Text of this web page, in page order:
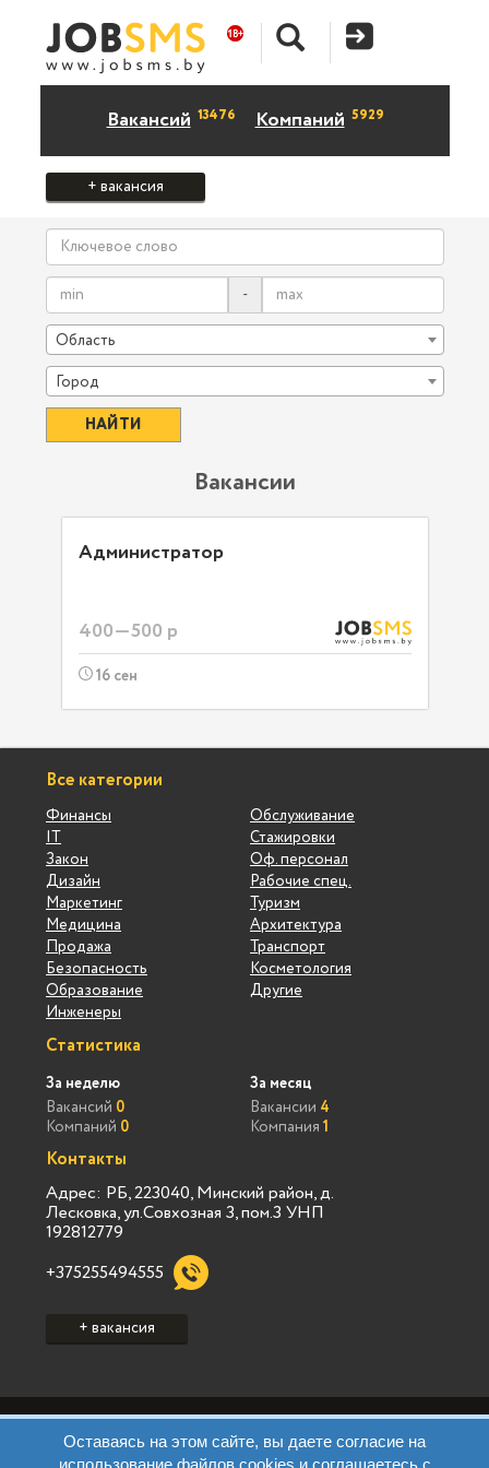
Оставаясь на этом сайте, вы даете согласие на
использование файлов cookies и соглашаетесь с
Вакансий 13476 Компаний 5929
+ вакансия
-
Область
Город
Вакансии
Администратор
400—500 р
16 сен
Все категории
Финансы
IT
Закон
Дизайн
Маркетинг
Медицина
Продажа
Безопасность
Образование
Инженеры
Обслуживание
Стажировки
Оф. персонал
Рабочие спец.
Туризм
Архитектура
Транспорт
Косметология
Другие
Статистика
За неделю
Вакансий 0
Компаний 0
За месяц
Вакансии 4
Компания 1
Контакты
Адрес: РБ, 223040, Минский район, д.
Лесковка, ул.Совхозная 3, пом.3 УНП
192812779
+375255494555
+ вакансия
Пользовательское соглашение Vialink